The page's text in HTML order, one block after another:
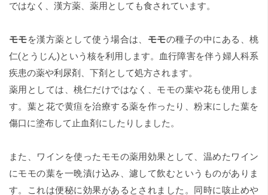
ではなく、漢方薬、薬用としても食されています。
モモを漢方薬として使う場合は、 モモの種子の中にある、桃
仁(とうじん)という核を利用します。血行障害を伴う婦人科系
疾患の薬や利尿剤、下剤として処方されます。
薬用としては、桃仁だけではなく、モモの葉や花も使用しま
す。葉と花で黄疸を治療する薬を作ったり、粉末にした葉を
傷口に塗布して止血剤にしたりしました。
また、ワインを使ったモモの薬用効果として、温めたワイン
にモモの葉を一晩漬け込み、濾して飲むというものがありま
す。これは便秘に効果があるとされました。同時に咳止めや